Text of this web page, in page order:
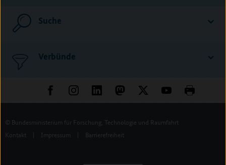
Suche
Verbünde
© Bundesministerium für Forschung, Technologie und Raumfahrt
Kontakt
| Impressum | Barrierefreiheit